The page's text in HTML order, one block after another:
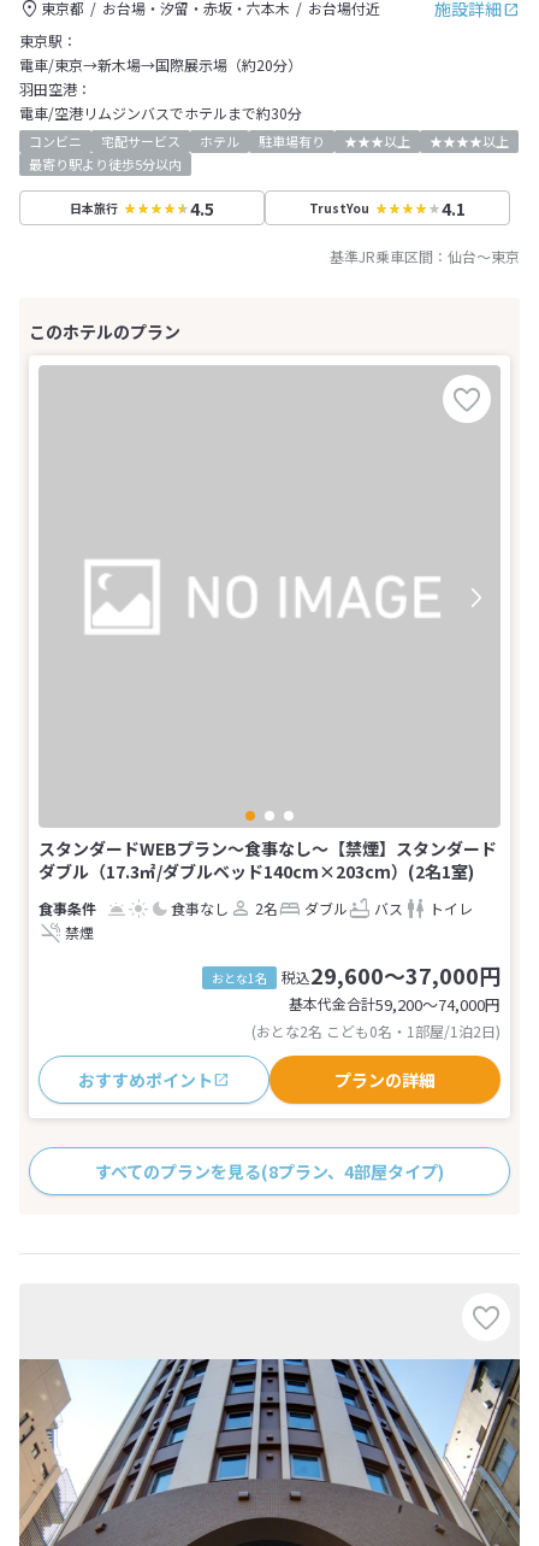
施設詳細
東京都 お台場・汐留・赤坂・六本木
お台場付近
東京駅：
電車/東京→新木場→国際展示場（約20分）
羽田空港：
電車/空港リムジンバスでホテルまで約30分
コンビニ 宅配サービス ホテル 駐車場有り ★★★以上
★★★★以上
最寄り駅より徒歩5分以内
日本旅行 4.5 TrustYou 4.1
基準JR乗車区間： 仙台～東京
スタンダードWEBプラン～食事なし～【禁煙】スタンダード
ダブル（17.3㎡/ダブルベッド140cm×203cm）(2名1室)
食事なし 2名 ダブル バス
トイレ
禁煙
おとな1名 税込29,600～37,000円
基本代金合計59,200〜74,000円
(おとな2名 こども0名・1部屋/1泊2日)
おすすめポイント プランの詳細
すべてのプランを見る(8プラン、4部屋タイプ)